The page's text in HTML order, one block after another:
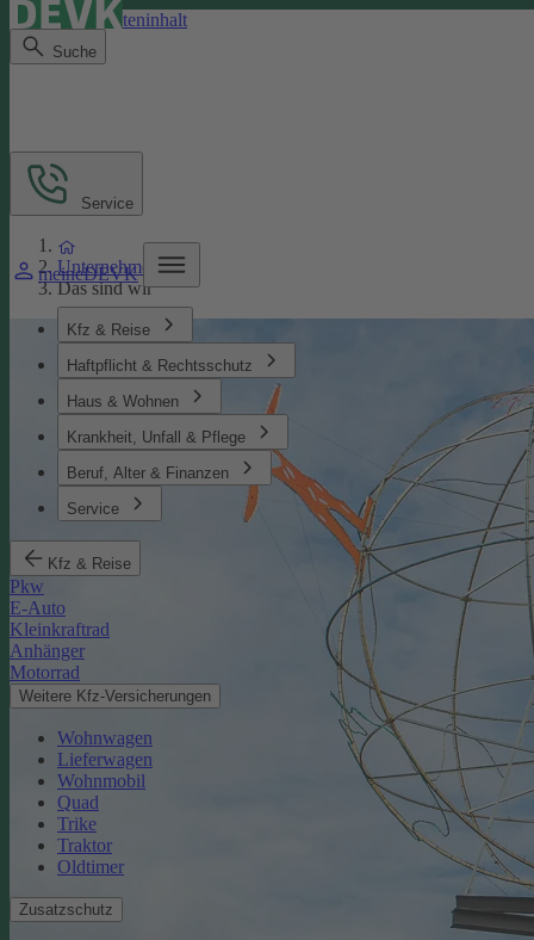
Direkt zum Seiteninhalt
Suche
meineDEVK
Kfz & Reise
Haftpflicht & Rechtsschutz
Haus & Wohnen
Krankheit, Unfall & Pflege
Beruf, Alter & Finanzen
Service
Kfz & Reise
Pkw
E-Auto
Kleinkraftrad
Anhänger
Motorrad
Weitere Kfz-Versicherungen
Wohnwagen
Lieferwagen
Wohnmobil
Quad
Trike
Traktor
Oldtimer
Zusatzschutz
Service
Unternehmen
Das sind wir